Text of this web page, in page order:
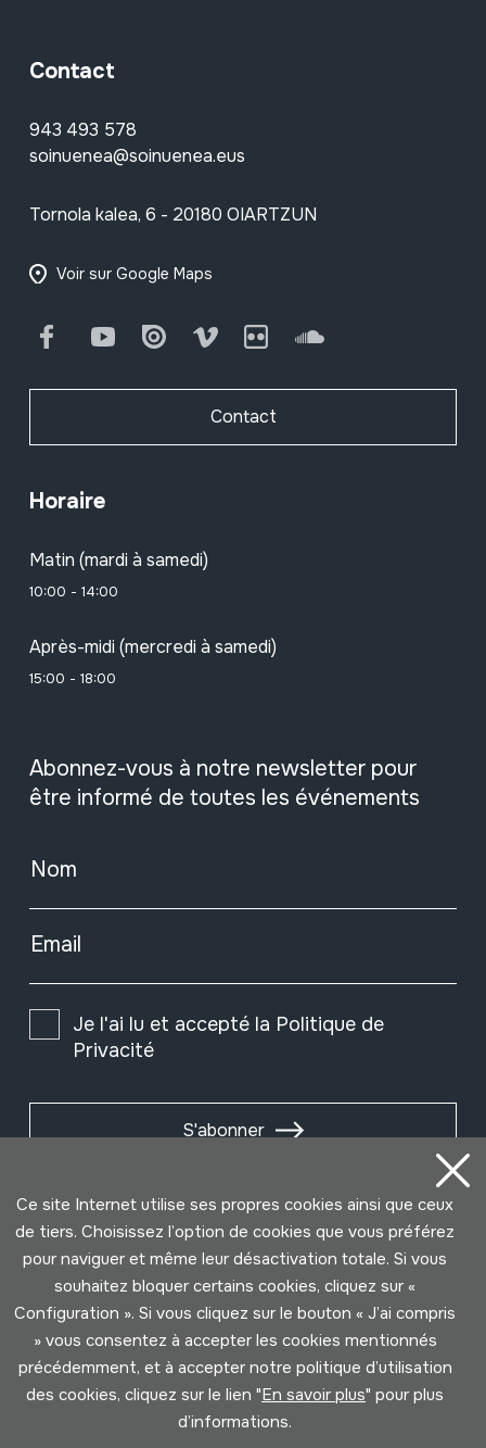
Contact
943 493 578
soinuenea@soinuenea.eus
Tornola kalea, 6 - 20180 OIARTZUN
Voir sur Google Maps
FacebookYoutube Issuu Vimeo Flickr SoundCloud
Contact
Horaire
Matin (mardi à samedi)
10:00 - 14:00
Après-midi (mercredi à samedi)
15:00 - 18:00
Abonnez-vous à notre newsletter pour
être informé de toutes les événements
Nom
Email
Je l'ai lu et accepté la Politique de
Privacité
S'abonner
Ce site Internet utilise ses propres cookies ainsi que ceux
de tiers. Choisissez l’option de cookies que vous préférez
pour naviguer et même leur désactivation totale. Si vous
souhaitez bloquer certains cookies, cliquez sur «
Configuration ». Si vous cliquez sur le bouton « J’ai compris
» vous consentez à accepter les cookies mentionnés
précédemment, et à accepter notre politique d’utilisation
des cookies, cliquez sur le lien "En savoir plus" pour plus
d’informations.